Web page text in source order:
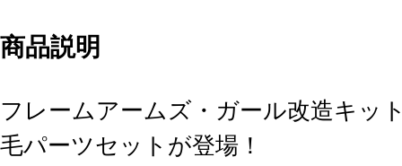
商品説明
フレームアームズ・ガール改造キッ
毛パーツセットが登場！